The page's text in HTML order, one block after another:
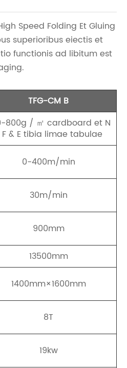
Speed ​​Folding Et Gluing
superioribus eiectis et
functionis ad libitum est
TFG-CM B
800g / ㎡ cardboard et N
& E tibia limae tabulae
0-400m/min
30m/min
900mm
13500mm
1400mm×1600mm
8T
19kw